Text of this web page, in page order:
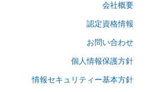
会社概要
認定資格情報
お問い合わせ
個人情報保護方針
情報セキュリティー基本方針